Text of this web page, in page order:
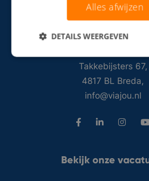
Takkebijsters 67,
4817 BL Breda,
info@viajou.nl
Bekijk onze
Alles afwijzen
DETAILS WEERGEVEN